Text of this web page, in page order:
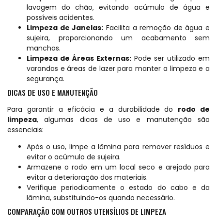
lavagem do chão, evitando acúmulo de água e
possíveis acidentes.
Limpeza de Janelas: Facilita a remoção de água e
sujeira, proporcionando um acabamento sem
manchas.
Limpeza de Áreas Externas: Pode ser utilizado em
varandas e áreas de lazer para manter a limpeza e a
segurança.
DICAS DE USO E MANUTENÇÃO
Para garantir a eficácia e a durabilidade do rodo de
limpeza, algumas dicas de uso e manutenção são
essenciais:
Após o uso, limpe a lâmina para remover resíduos e
evitar o acúmulo de sujeira.
Armazene o rodo em um local seco e arejado para
evitar a deterioração dos materiais.
Verifique periodicamente o estado do cabo e da
lâmina, substituindo-os quando necessário.
COMPARAÇÃO COM OUTROS UTENSÍLIOS DE LIMPEZA